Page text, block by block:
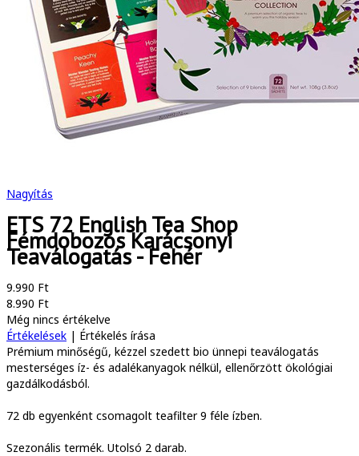
Nagyítás
ETS 72 English Tea Shop
Fémdobozos Karácsonyi
Teaválogatás - Fehér
9.990 Ft
8.990 Ft
Még nincs értékelve
Értékelések | Értékelés írása
Prémium minőségű, kézzel szedett bio ünnepi teaválogatás
mesterséges íz- és adalékanyagok nélkül, ellenőrzött ökológiai
gazdálkodásból.
72 db egyenként csomagolt teafilter 9 féle ízben.
Szezonális termék. Utolsó 2 darab.